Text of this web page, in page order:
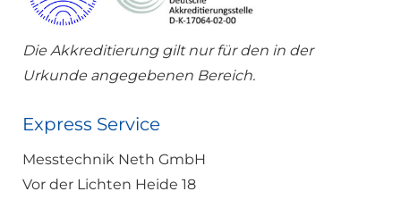
Die Akkreditierung gilt nur für den in der
Urkunde angegebenen Bereich.
Express Service
Messtechnik Neth GmbH
Vor der Lichten Heide 18